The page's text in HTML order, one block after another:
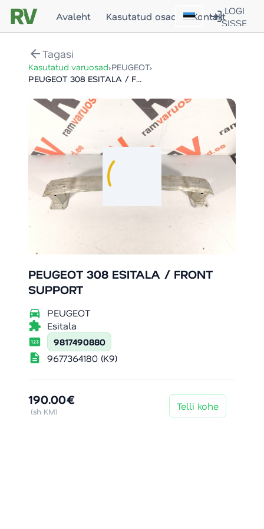
Avaleht Kasutatud osad KontaktLOGI
SISSE
arrow_backTagasi
Kasutatud varuosad›PEUGEOT›
PEUGEOT 308 ESITALA / FRONT SUPPORT
PEUGEOT 308 ESITALA / FRONT
SUPPORT
directions_car PEUGEOT
extension Esitala
pin 9817490880
description 9677364180 (K9)
190.00€
(sh KM) Telli kohe